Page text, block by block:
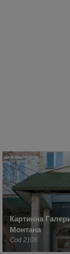
Картинна
Монтана
Cod 2108